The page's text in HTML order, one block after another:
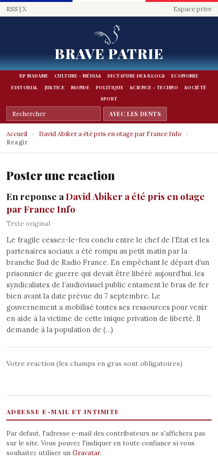
RSS | X Espace prive
BRAVE PATRIE
BP MADAME CULTURE - MÉDIAS DICTATURE DES BLOGS
ECONOMIE
EDITORIAL
JUSTICE MONDE POLITIQUE SCIENCE - TECHNO
SOCIÉTÉ
SPORT
Accueil › David Abiker a été pris en otage par France Info
›
Reagir
Poster une reaction
En reponse aDavid Abiker a été pris en otage
par France Info
Texte original
Le fragile cessez-le-feu conclu entre le chef de l’Etat et les
partenaires sociaux a été rompu au petit matin par la
branche Sud de Radio France. En empêchant le départ d’un
prisonnier de guerre qui devait être libéré aujourd’hui, les
syndicalistes de l’audiovisuel public entament le bras de fer
bien avant la date prévue du 7 septembre. Le
gouvernement a mobilisé toutes ses ressources pour venir
en aide à la victime de cette inique privation de liberté. Il
demande à la population de (…)
Votre reaction (les champs en gras sont obligatoires)
ADRESSE E-MAIL ET INTIMITE
Par defaut, l'adresse e-mail des contributeurs ne s'affichera pas
sur le site. Vous pouvez l'indiquer en toute confiance si vous
souhaitez utiliser un Gravatar.